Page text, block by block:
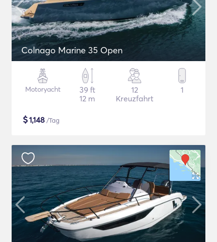
Colnago Marine 35 Open
Motoryacht
39 ft
12 m
12
Kreuzfahrt
1
$1,148 /Tag